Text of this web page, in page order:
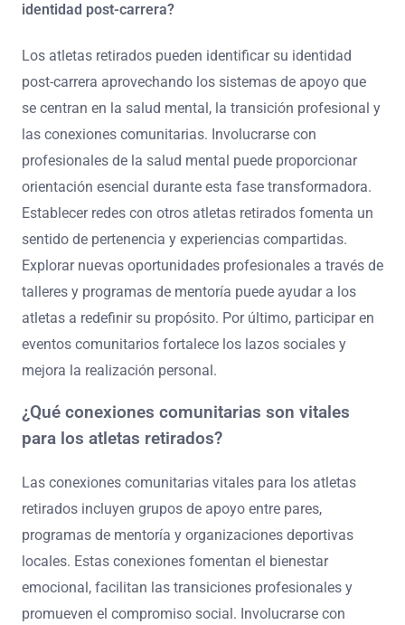
identidad post-carrera?
Los atletas retirados pueden identificar su identidad
post-carrera aprovechando los sistemas de apoyo que
se centran en la salud mental, la transición profesional y
las conexiones comunitarias. Involucrarse con
profesionales de la salud mental puede proporcionar
orientación esencial durante esta fase transformadora.
Establecer redes con otros atletas retirados fomenta un
sentido de pertenencia y experiencias compartidas.
Explorar nuevas oportunidades profesionales a través de
talleres y programas de mentoría puede ayudar a los
atletas a redefinir su propósito. Por último, participar en
eventos comunitarios fortalece los lazos sociales y
mejora la realización personal.
¿Qué conexiones comunitarias son vitales
para los atletas retirados?
Las conexiones comunitarias vitales para los atletas
retirados incluyen grupos de apoyo entre pares,
programas de mentoría y organizaciones deportivas
locales. Estas conexiones fomentan el bienestar
emocional, facilitan las transiciones profesionales y
promueven el compromiso social. Involucrarse con